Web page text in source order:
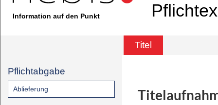
Information auf den Punkt
Titel
Pflichtabgabe
Ablieferung